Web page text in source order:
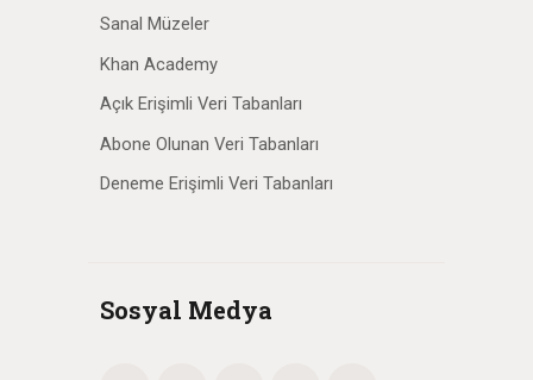
Sanal Müzeler
Khan Academy
Açık Erişimli Veri Tabanları
Abone Olunan Veri Tabanları
Deneme Erişimli Veri Tabanları
Sosyal Medya